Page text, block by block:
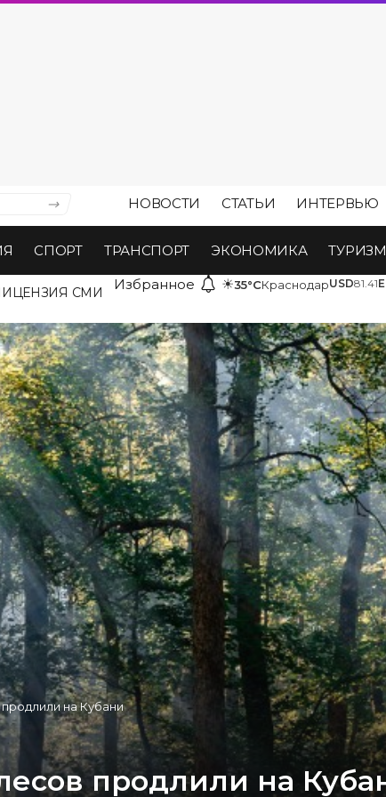
НОВОСТИ СТАТЬИ ИНТЕРВЬЮ
СПОРТ ТРАНСПОРТ ЭКОНОМИКА ТУРИЗМ
СМИ Избранное ☀35°CКраснодарUSD81.41
на Кубани
продлили на